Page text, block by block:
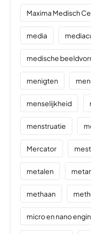
Maxima Medisch
media
medische
menigten
menselijkheid
menstruatie
Mercator mest
metalen
methaan
micro en nano